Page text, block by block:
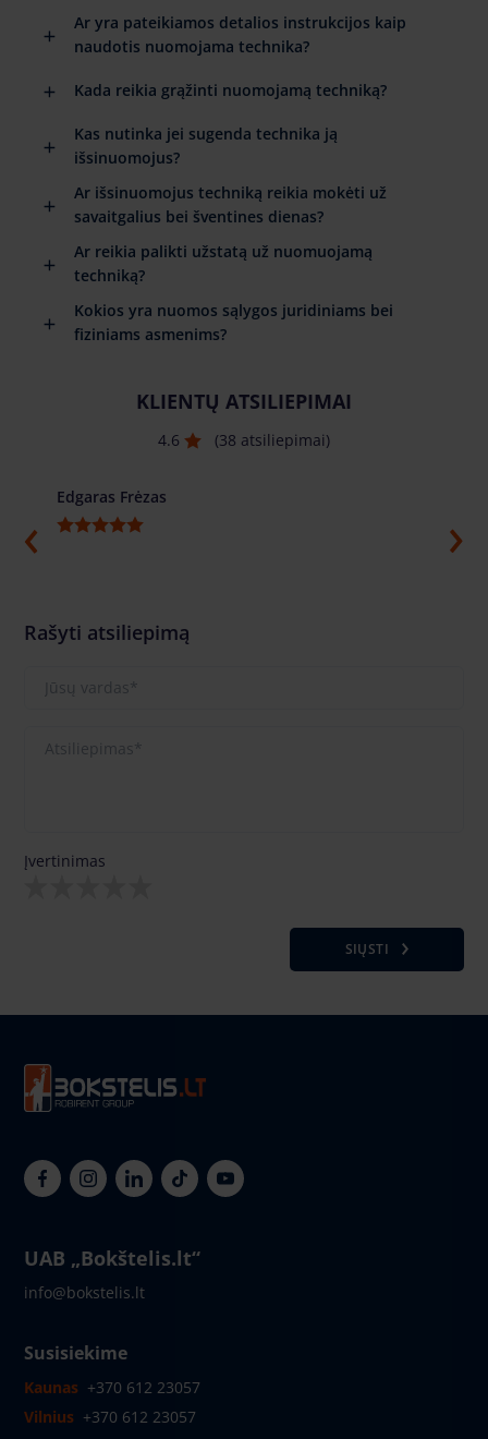
Ar yra pateikiamos detalios instrukcijos kaip
naudotis nuomojama technika?
Kada reikia grąžinti nuomojamą techniką?
Kas nutinka jei sugenda technika ją
išsinuomojus?
Ar išsinuomojus techniką reikia mokėti už
savaitgalius bei šventines dienas?
Ar reikia palikti užstatą už nuomuojamą
techniką?
Kokios yra nuomos sąlygos juridiniams bei
fiziniams asmenims?
KLIENTŲ ATSILIEPIMAI
4.6 (38 atsiliepimai)
Edgaras Frėzas
Rašyti atsiliepimą
Įvertinimas
SIŲSTI
UAB „Bokštelis.lt“
info@bokstelis.lt
Susisiekime
Kaunas +370 612 23057
Vilnius +370 612 23057